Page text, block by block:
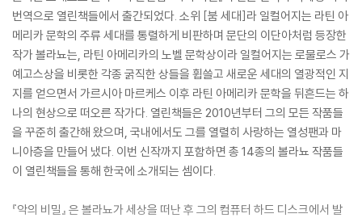
번역으로 열린책들에서 출간되었다. 소위 [붐 세대]라 일컬어지는 라틴 아
메리카 문학의 주류 세대를 통렬하게 비판하며 문단의 이단아처럼 등장한
작가 볼라뇨는, 라틴 아메리카의 노벨 문학상이라 일컬어지는 로물로스 가
예고스상을 비롯한 각종 굵직한 상들을 휩쓸고 새로운 세대의 열광적인 지
지를 얻으면서 가르시아 마르케스 이후 라틴 아메리카 문학을 뒤흔드는 하
나의 현상으로 떠오른 작가다. 열린책들은 2010년부터 그의 모든 작품들
을 꾸준히 출간해 왔으며, 국내에서도 그를 열렬히 사랑하는 열성팬과 마
니아층을 만들어 냈다. 이번 신작까지 포함하면 총 14종의 볼라뇨 작품들
이 열린책들을 통해 한국에 소개되는 셈이다.
『악의 비밀』 은 볼라뇨가 세상을 떠난 후 그의 컴퓨터 하드 디스크에서 발